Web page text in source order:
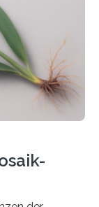
dominiert
sein Anbau
sich: